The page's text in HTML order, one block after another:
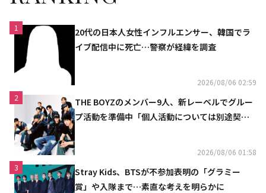
1
20代の日本人女性インフルエンサー、韓国でラ
イブ配信中に死亡…警察が経緯を調査
2026/08/06 02:59
2
THE BOYZのメンバー9人、新レーベルでグルー
プ活動を準備中「個人活動については別途契約
2026/08/06 01:58
3
Stray Kids、BTSが不参加表明の「グラミー
賞」や入隊まで…素直な考えを明らかに